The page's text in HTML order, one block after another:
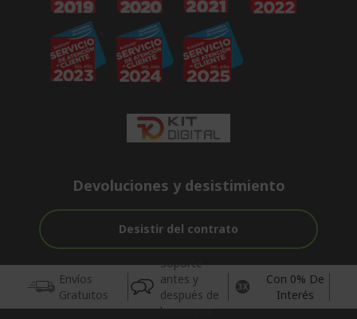
Devoluciones y desistimiento
Desistir del contrato
Envíos
Gratuitos
Soporte
antes y
después de
la compra
Con 0% De
Interés